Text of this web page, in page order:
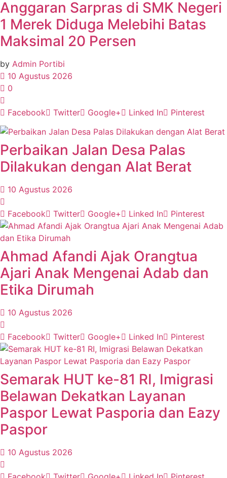
Anggaran Sarpras di SMK Negeri
1 Merek Diduga Melebihi Batas
Maksimal 20 Persen
by Admin Portibi
10 Agustus 2026
0
Facebook Twitter Google+ Linked In Pinterest
Perbaikan Jalan Desa Palas
Dilakukan dengan Alat Berat
10 Agustus 2026
Facebook Twitter Google+ Linked In Pinterest
Ahmad Afandi Ajak Orangtua
Ajari Anak Mengenai Adab dan
Etika Dirumah
10 Agustus 2026
Facebook Twitter Google+ Linked In Pinterest
Semarak HUT ke-81 RI, Imigrasi
Belawan Dekatkan Layanan
Paspor Lewat Pasporia dan Eazy
Paspor
10 Agustus 2026